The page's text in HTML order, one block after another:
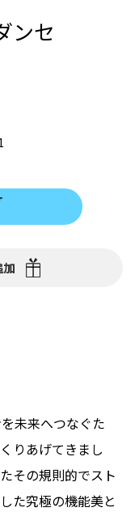
ンセ
加
未来へつなぐた
りあげてきまし
その規則的でスト
た究極の機能美と